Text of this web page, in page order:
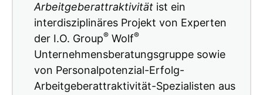
Arbeitgeberattraktivität ist ein
interdisziplinäres Projekt von Experten
der I.O. Group® Wolf®
Unternehmensberatungsgruppe sowie
von Personalpotenzial-Erfolg-
Arbeitgeberattraktivität-Spezialisten aus